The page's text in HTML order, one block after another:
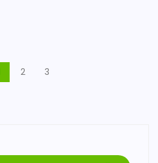
2 3